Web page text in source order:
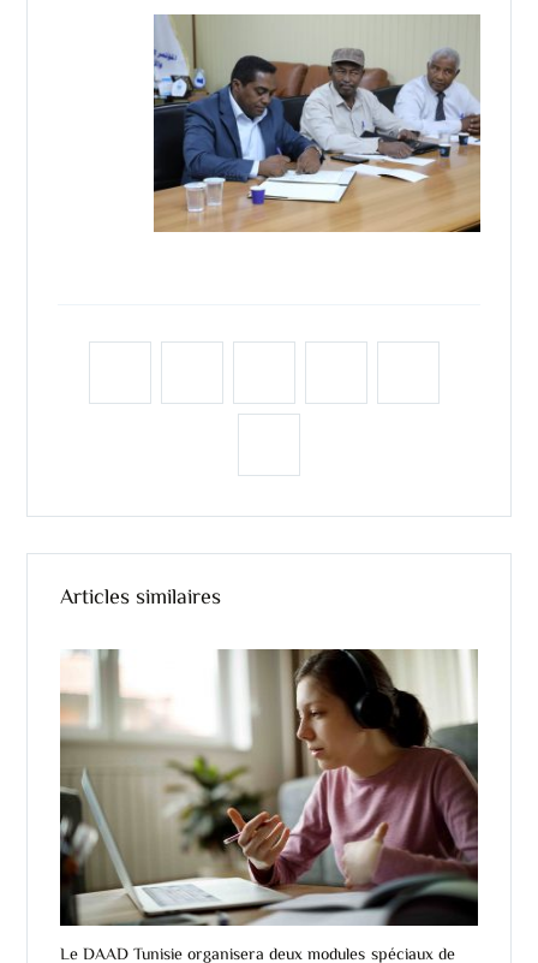
Articles similaires
Le DAAD Tunisie organisera deux modules spéciaux de